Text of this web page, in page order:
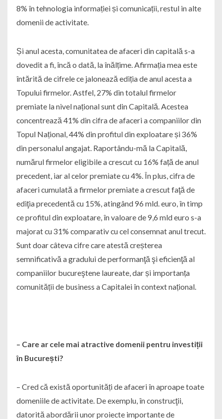
8% în tehnologia informației și comunicații, restul in alte
domenii de activitate.
Și anul acesta, comunitatea de afaceri din capitală s-a
dovedit a fi, încă o dată, la înălțime. Afirmația mea este
întărită de cifrele ce jalonează ediția de anul acesta a
Topului firmelor. Astfel, 27% din totalul firmelor
premiate la nivel național sunt din Capitală. Acestea
concentrează 41% din cifra de afaceri a companiilor din
Topul Național, 44% din profitul din exploatare și 36%
din personalul angajat. Raportându-mă la Capitală,
numărul firmelor eligibile a crescut cu 16% față de anul
precedent, iar al celor premiate cu 4%. În plus, cifra de
afaceri cumulată a firmelor premiate a crescut faţă de
ediţia precedentă cu 15%, atingând 96 mld. euro, în timp
ce profitul din exploatare, în valoare de 9,6 mld euro s-a
majorat cu 31% comparativ cu cel consemnat anul trecut.
Sunt doar câteva cifre care atestă creșterea
semnificativă a gradului de performanţă şi eficienţă al
companiilor bucureştene laureate, dar și importanța
comunității de business a Capitalei în context național.
– Care ar cele mai atractive domenii pentru investiții
în București?
– Cred că există oportunități de afaceri în aproape toate
domeniile de activitate. De exemplu, în construcţii,
datorită abordării unor proiecte importante de